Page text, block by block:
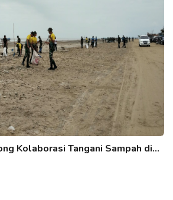
Kolaborasi Tangani Sampah di…